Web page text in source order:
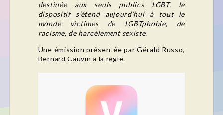
destinée aux seuls publics LGBT, le
dispositif s’étend aujourd’hui à tout le
monde victimes de LGBTphobie, de
racisme, de harcèlement sexiste.
Une émission présentée par Gérald Russo,
Bernard Cauvin à la régie.